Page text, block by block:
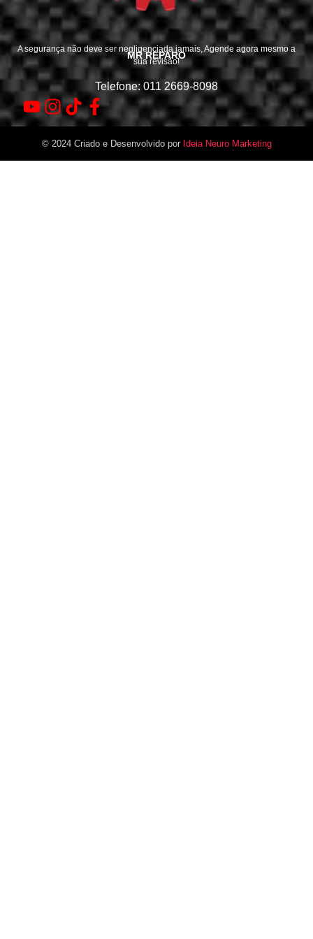
MR REPARO
A segurança não deve ser negligenciada jamais, Agende agora mesmo a
sua revisão!
Telefone: 011 2669-8098
© 2024 Criado e Desenvolvido por Ideia Neuro Marketing